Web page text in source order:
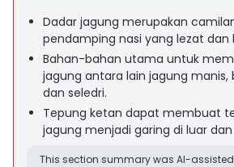
Dadar jagung merupakan
pendamping nasi yang lezat dan
Bahan-bahan utama untuk
jagung antara lain jagung manis,
dan seledri.
Tepung ketan dapat membuat
jagung menjadi garing di luar
This section summary was AI-